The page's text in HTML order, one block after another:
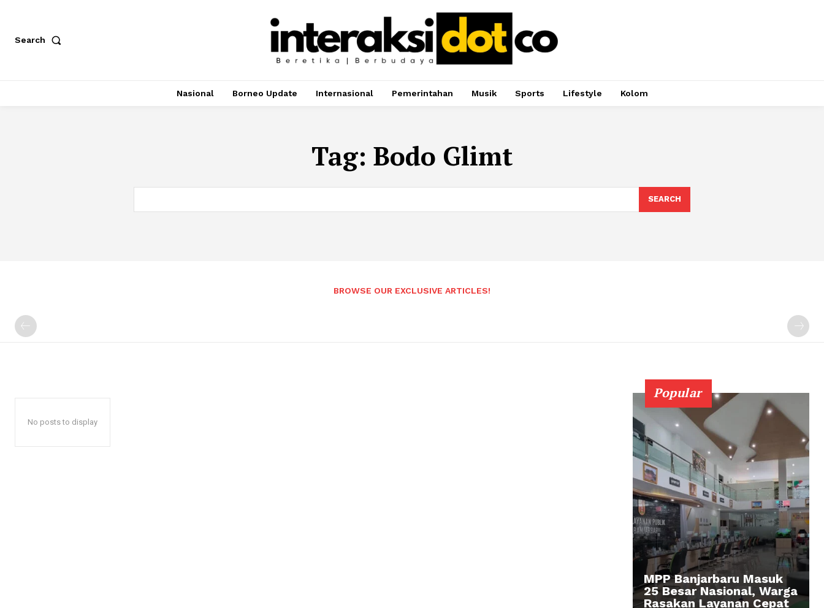
Search
Nasional Borneo Update Internasional Pemerintahan Musik Sports Lifestyle Kolom
Tag: Bodo Glimt
SEARCH
BROWSE OUR EXCLUSIVE ARTICLES!
No posts to display
Popular
MPP Banjarbaru Masuk
25 Besar Nasional, Warga
Rasakan Layanan Cepat